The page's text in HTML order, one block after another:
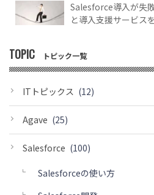
Salesforce導入が失
と導入支援サービス
TOPIC トピック一覧
ITトピックス (12)
Agave (25)
Salesforce (100)
Salesforceの使い方